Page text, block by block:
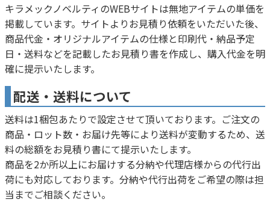
キラメックノベルティのWEBサイトは無地アイテムの単価を
掲載しています。サイトよりお見積り依頼をいただいた後、
商品代金・オリジナルアイテムの仕様と印刷代・納品予定
日・送料などを記載したお見積り書を作成し、購入代金を明
確に提示いたします。
配送・送料について
送料は1梱包あたりで設定させて頂いております。ご注文の
商品・ロット数・お届け先等により送料が変動するため、送
料の総額をお見積り書にて提示いたします。
商品を2か所以上にお届けする分納や代理店様からの代行出
荷にも対応しております。分納や代行出荷をご希望の際は担
当までご相談ください。